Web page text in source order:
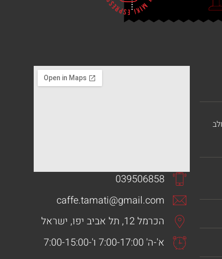
039506858
caffe.tamati@gmail.com
הכרמל 12, תל אביב יפו, ישראל
א'-ה' 7:00-17:00 ו'-7:00-15:00